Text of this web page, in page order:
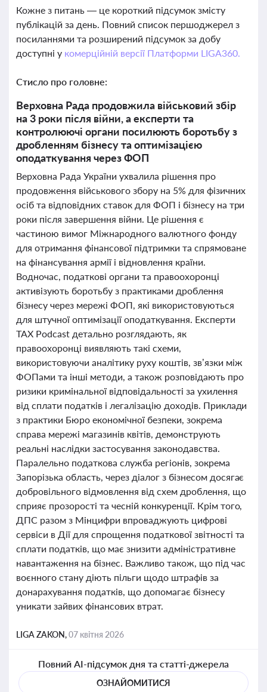
Кожне з питань — це короткий підсумок змісту
публікацій за день. Повний список першоджерел з
посиланнями та розширений підсумок за добу
доступні у комерційній версії Платформи LIGA360.
Стисло про головне:
Верховна Рада продовжила військовий збір
на 3 роки після війни, а експерти та
контролюючі органи посилюють боротьбу з
дробленням бізнесу та оптимізацією
оподаткування через ФОП
Верховна Рада України ухвалила рішення про
продовження військового збору на 5% для фізичних
осіб та відповідних ставок для ФОП і бізнесу на три
роки після завершення війни. Це рішення є
частиною вимог Міжнародного валютного фонду
для отримання фінансової підтримки та спрямоване
на фінансування армії і відновлення країни.
Водночас, податкові органи та правоохоронці
активізують боротьбу з практиками дроблення
бізнесу через мережі ФОП, які використовуються
для штучної оптимізації оподаткування. Експерти
TAX Podcast детально розглядають, як
правоохоронці виявляють такі схеми,
використовуючи аналітику руху коштів, зв’язки між
ФОПами та інші методи, а також розповідають про
ризики кримінальної відповідальності за ухилення
від сплати податків і легалізацію доходів. Приклади
з практики Бюро економічної безпеки, зокрема
справа мережі магазинів квітів, демонструють
реальні наслідки застосування законодавства.
Паралельно податкова служба регіонів, зокрема
Запорізька область, через діалог з бізнесом досягає
добровільного відмовлення від схем дроблення, що
сприяє прозорості та чесній конкуренції. Крім того,
ДПС разом з Мінцифри впроваджують цифрові
сервіси в Дії для спрощення податкової звітності та
сплати податків, що має знизити адміністративне
навантаження на бізнес. Важливо також, що під час
воєнного стану діють пільги щодо штрафів за
донарахування податків, що допомагає бізнесу
уникати зайвих фінансових втрат.
LIGA ZAKON,07 квітня 2026
Повний AI-підсумок дня та статті-джерела
ОЗНАЙОМИТИСЯ